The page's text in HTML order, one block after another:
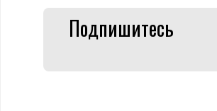
Подпишитесь